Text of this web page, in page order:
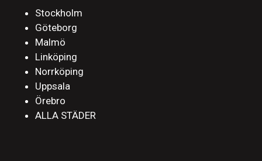
Stockholm
Göteborg
Malmö
Linköping
Norrköping
Uppsala
Örebro
ALLA STÄDER